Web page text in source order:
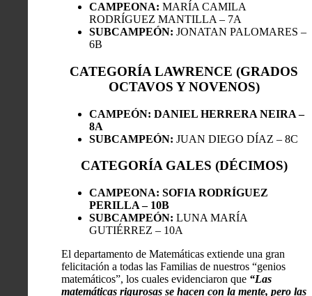
CAMPEONA: MARÍA CAMILA
RODRÍGUEZ MANTILLA – 7A
SUBCAMPEÓN: JONATAN PALOMARES –
6B
CATEGORÍA LAWRENCE (GRADOS
OCTAVOS Y NOVENOS)
CAMPEÓN: DANIEL HERRERA NEIRA –
8A
SUBCAMPEÓN: JUAN DIEGO DÍAZ – 8C
CATEGORÍA GALES (DÉCIMOS)
CAMPEONA: SOFIA RODRÍGUEZ
PERILLA – 10B
SUBCAMPEÓN: LUNA MARÍA
GUTIÉRREZ – 10A
El departamento de Matemáticas extiende una gran
felicitación a todas las Familias de nuestros “genios
matemáticos”, los cuales evidenciaron que “Las
matemáticas rigurosas se hacen con la mente, pero las